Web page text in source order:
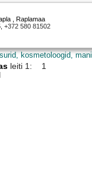
, Raplamaa
+372 580 81502
kosmetoloogid,
leiti 1: 1